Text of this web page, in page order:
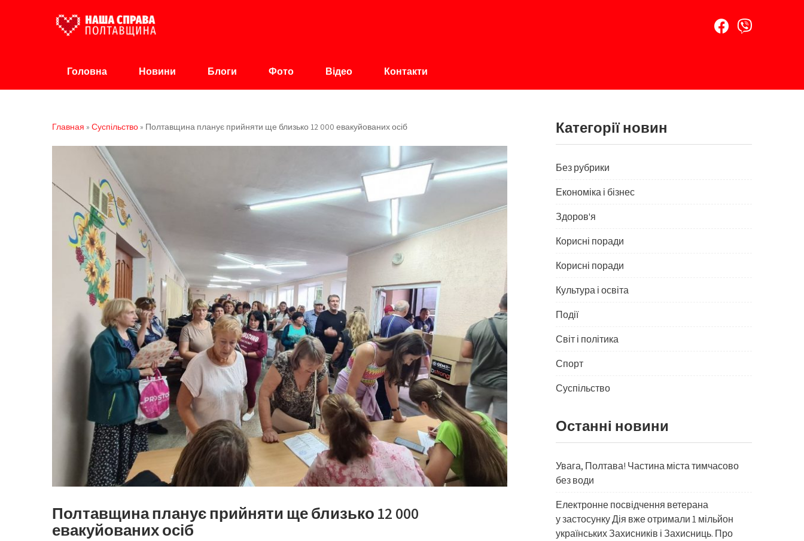
Головна
Новини Блоги Фото Відео Контакти
Главная » Суспільство » Полтавщина планує прийняти ще близько 12 000 евакуйованих осіб
Полтавщина планує прийняти ще близько 12 000
евакуйованих осіб
Категорії новин
Без рубрики
Економіка і бізнес
Здоров'я
Корисні поради
Корисні поради
Культура і освіта
Події
Світ і політика
Спорт
Суспільство
Останні новини
Увага, Полтава! Частина міста тимчасово
без води
Електронне посвідчення ветерана
у застосунку Дія вже отримали 1 мільйон
українських Захисників і Захисниць. Про